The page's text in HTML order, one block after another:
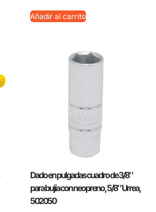
Añadir al carrito
Dado en pulgadas cuadro de 3/8″
para bujía con neopreno, 5/8″ Urrea,
502050